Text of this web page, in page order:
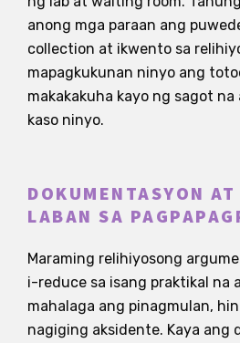
anong mga paraan ang
collection at ikwento sa
mapagkukunan ninyo ang
makakakuha kayo ng sagot na
kaso ninyo.
DOKUMENTASYON
LABAN SA
Maraming relihiyosong
i-reduce sa isang praktikal na
mahalaga ang pinagmulan,
nagiging aksidente. Kaya ang